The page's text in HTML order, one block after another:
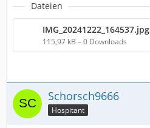
Dateien
IMG_20241222_164537.jpg
115,97 kB – 0 Downloads
Schorsch9666
Hospitant